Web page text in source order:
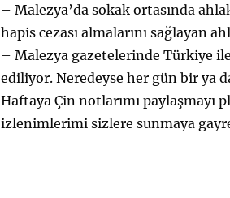
– Malezya’da sokak ortasında
hapis cezası almalarını sağlayan
– Malezya gazetelerinde Türkiye
ediliyor. Neredeyse her gün bir ya
Haftaya Çin notlarımı paylaşmayı
izlenimlerimi sizlere sunmaya